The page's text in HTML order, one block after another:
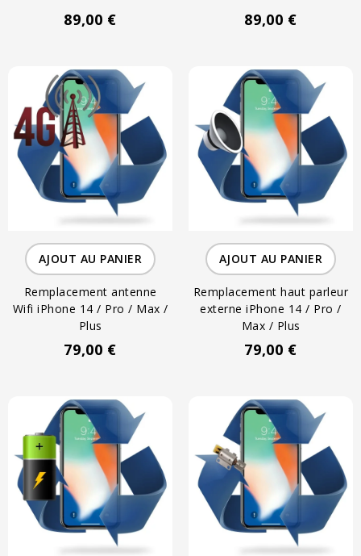
89,00 € 89,00 €
AJOUT AU PANIER
Remplacement antenne
Wifi iPhone 14 / Pro / Max /
Plus
79,00 €
AJOUT AU PANIER
Remplacement haut parleur
externe iPhone 14 / Pro /
Max / Plus
79,00 €